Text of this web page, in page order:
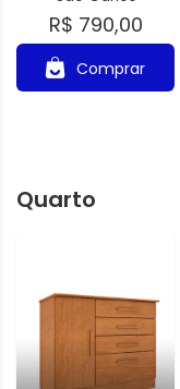
R$ 790,00
Comprar
Quarto